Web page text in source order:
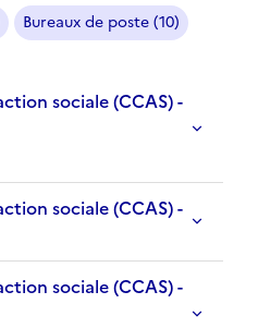
Bureaux de poste (10)